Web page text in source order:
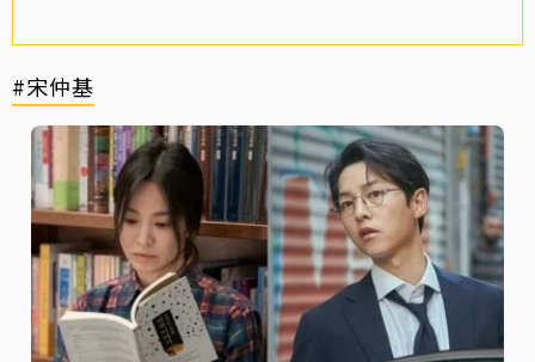
#宋仲基